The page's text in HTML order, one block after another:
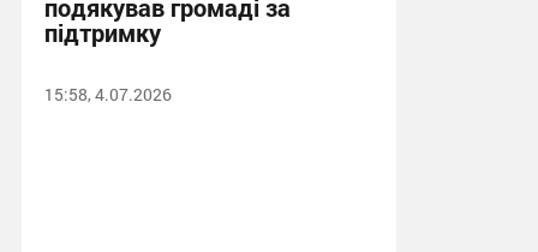
подякував громаді за
підтримку
15:58, 4.07.2026